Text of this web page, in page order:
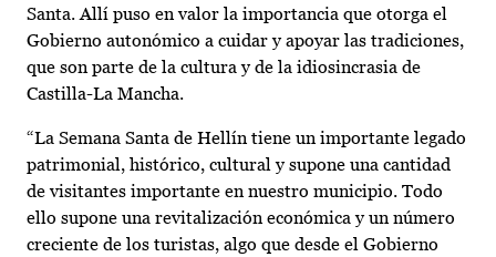
Santa. Allí puso en valor la importancia que otorga el
Gobierno autonómico a cuidar y apoyar las tradiciones,
que son parte de la cultura y de la idiosincrasia de
Castilla-La Mancha.
“La Semana Santa de Hellín tiene un importante legado
patrimonial, histórico, cultural y supone una cantidad
de visitantes importante en nuestro municipio. Todo
ello supone una revitalización económica y un número
creciente de los turistas, algo que desde el Gobierno